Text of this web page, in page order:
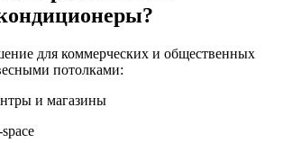
для коммерческих и общественных
потолками:
и магазины